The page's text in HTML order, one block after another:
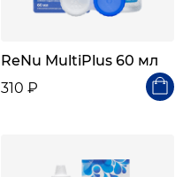
ReNu MultiPlus 60 мл
310 ₽